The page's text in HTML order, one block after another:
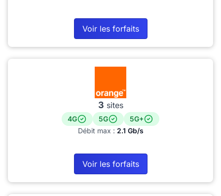
Voir les forfaits
3 sites
4G 5G
5G+
Débit max : 2.1 Gb/s
Voir les forfaits